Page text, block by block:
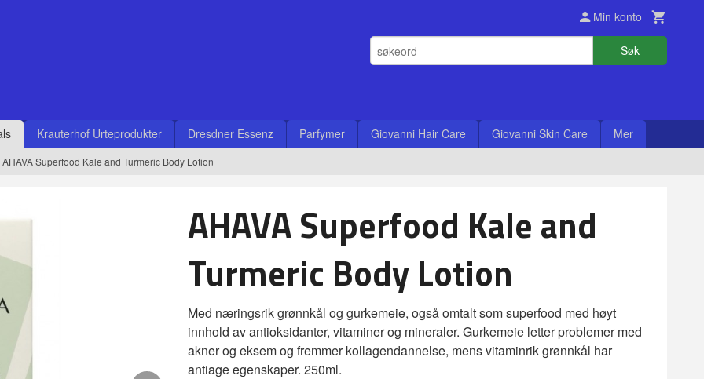
Min konto
Søk
Krauterhof Urteprodukter Dresdner Essenz Parfymer Giovanni Hair Care Giovanni Skin Care Mer
AHAVA Superfood Kale and Turmeric Body Lotion
AHAVA Superfood Kale and
Turmeric Body Lotion
Med næringsrik grønnkål og gurkemeie, også omtalt som superfood med høyt
innhold av antioksidanter, vitaminer og mineraler. Gurkemeie letter problemer med
akner og eksem og fremmer kollagendannelse, mens vitaminrik grønnkål har
antiage egenskaper. 250ml.